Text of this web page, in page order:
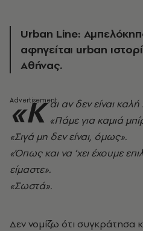
Urban Line:
αφηγείται urban
Αθήνας.
«Κ αι αν δεν είναι καλή
«Πάμε για καμιά
«Σιγά μη δεν είναι, όμως».
«Όπως και να ’χει έχουμε
είμαστε».
«Σωστά».
Δεν νομίζω ότι συγκράτησα